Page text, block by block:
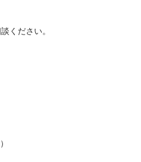
ください。